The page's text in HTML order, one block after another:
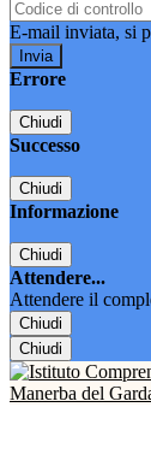
E-mail inviata, si
Errore
Chiudi
Successo
Chiudi
Informazione
Chiudi
Attendere...
Attendere il
Chiudi
Chiudi
Manerba del